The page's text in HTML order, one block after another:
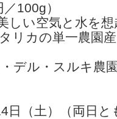
100g）
しい空気と水を
リカの単一農園
デル・スルキ農
日（土）（両日と